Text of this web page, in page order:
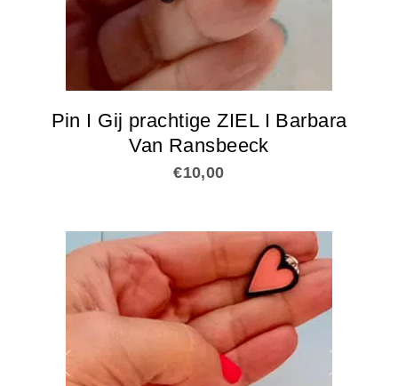
Pin I Gij prachtige ZIEL I Barbara
Van Ransbeeck
€10,00